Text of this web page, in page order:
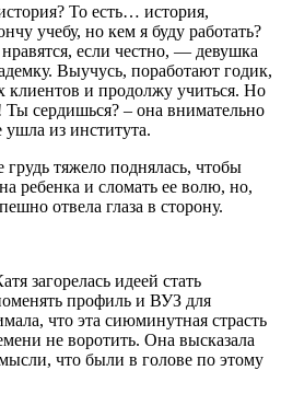
То есть… история,
учебу, но кем я буду работать?
если честно, — девушка
Выучусь, поработают годик,
клиентов и продолжу учиться. Но
сердишься? – она внимательно
из института.
тяжело поднялась, чтобы
ребенка и сломать ее волю, но,
отвела глаза в сторону.
загорелась идеей стать
профиль и ВУЗ для
что эта сиюминутная страсть
не воротить. Она высказала
что были в голове по этому